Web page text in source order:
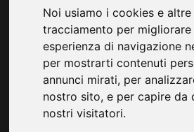
Noi usiamo i cookies e
tracciamento per migliorare
esperienza di navigazione
per mostrarti contenuti
annunci mirati, per
nostro sito, e per capire da
nostri visitatori.